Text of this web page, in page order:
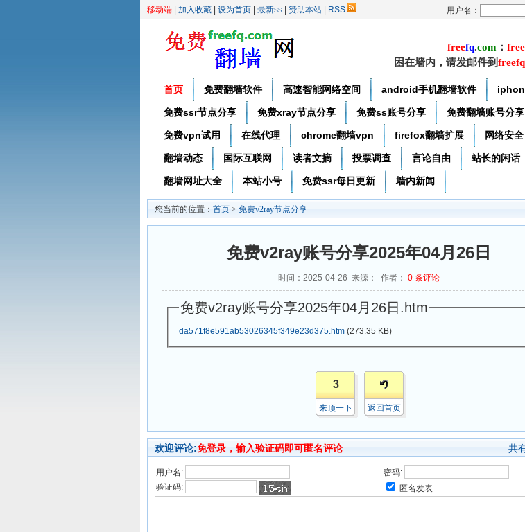
移动端 加入收藏 设为首页 最新ss 赞助本站 RSS 用户名：
freefq.com ： free
困在墙内，请发邮件到
首页 免费翻墙软件 高速智能网络空间 android手机翻墙软件
免费ssr节点分享 免费xray节点分享 免费ss账号分享 免费翻墙账号分享
免费vpn试用 在线代理 chrome翻墙vpn firefox翻墙扩展 网络安全
翻墙动态 国际互联网 读者文摘 投票调查 言论自由 站长的闲话
翻墙网址大全 本站小号 免费ssr每日更新 墙内新闻
您当前的位置： 首页 > 免费v2ray节点分享
免费v2ray账号分享2025年04月26日
时间：2025-04-26 来源： 作者： 0 条评论
免费v2ray账号分享2025年04月26日.htm
da571f8e591ab53026345f349e23d375.htm (273.35 KB)
3
来顶一下 返回首页
欢迎评论:免登录，输入验证码即可匿名评论 共
用户名:
密码:
验证码:
匿名发表